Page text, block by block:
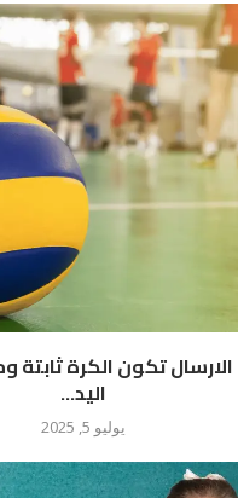
الارسال تكون الكرة
اليد...
يوليو 5, 2025